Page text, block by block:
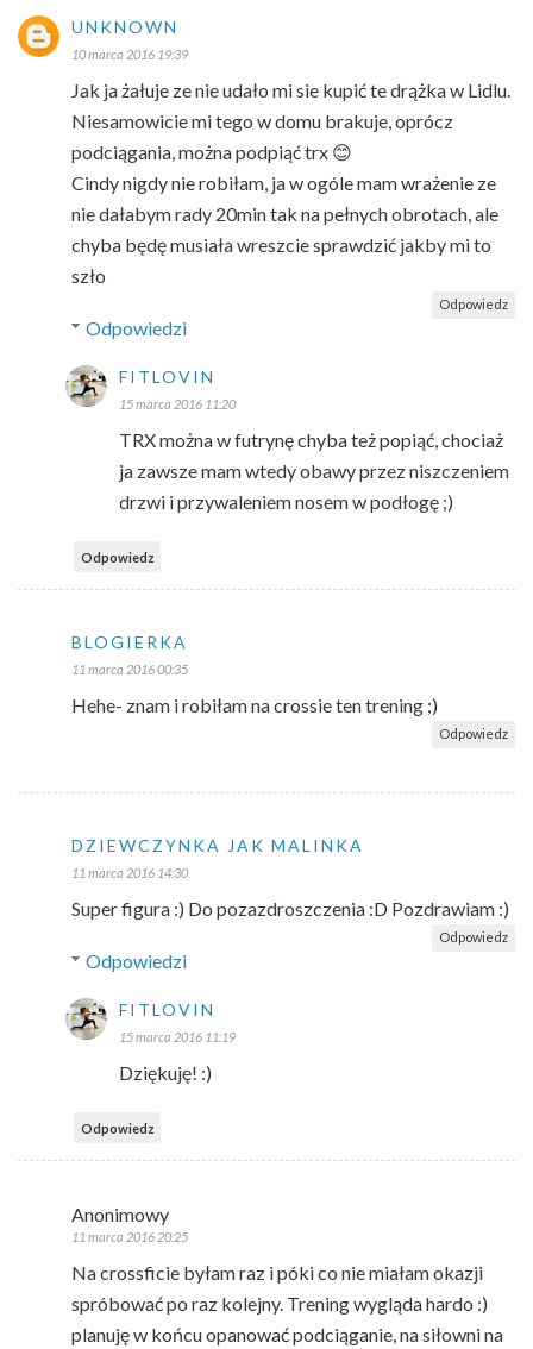
UNKNOWN
10 marca 2016 19:39
Jak ja żałuje ze nie udało mi sie kupić te drążka w Lidlu.
Niesamowicie mi tego w domu brakuje, oprócz
podciągania, można podpiąć trx 😊
Cindy nigdy nie robiłam, ja w ogóle mam wrażenie ze
nie dałabym rady 20min tak na pełnych obrotach, ale
chyba będę musiała wreszcie sprawdzić jakby mi to
szło
Odpowiedz
Odpowiedzi
FITLOVIN
15 marca 2016 11:20
TRX można w futrynę chyba też popiąć, chociaż
ja zawsze mam wtedy obawy przez niszczeniem
drzwi i przywaleniem nosem w podłogę ;)
Odpowiedz
BLOGIERKA
11 marca 2016 00:35
Hehe- znam i robiłam na crossie ten trening ;)
Odpowiedz
DZIEWCZYNKA JAK MALINKA
11 marca 2016 14:30
Super figura :) Do pozazdroszczenia :D Pozdrawiam :)
Odpowiedz
Odpowiedzi
FITLOVIN
15 marca 2016 11:19
Dziękuję! :)
Odpowiedz
Anonimowy
11 marca 2016 20:25
Na crossficie byłam raz i póki co nie miałam okazji
spróbować po raz kolejny. Trening wygląda hardo :)
planuję w końcu opanować podciąganie, na siłowni na